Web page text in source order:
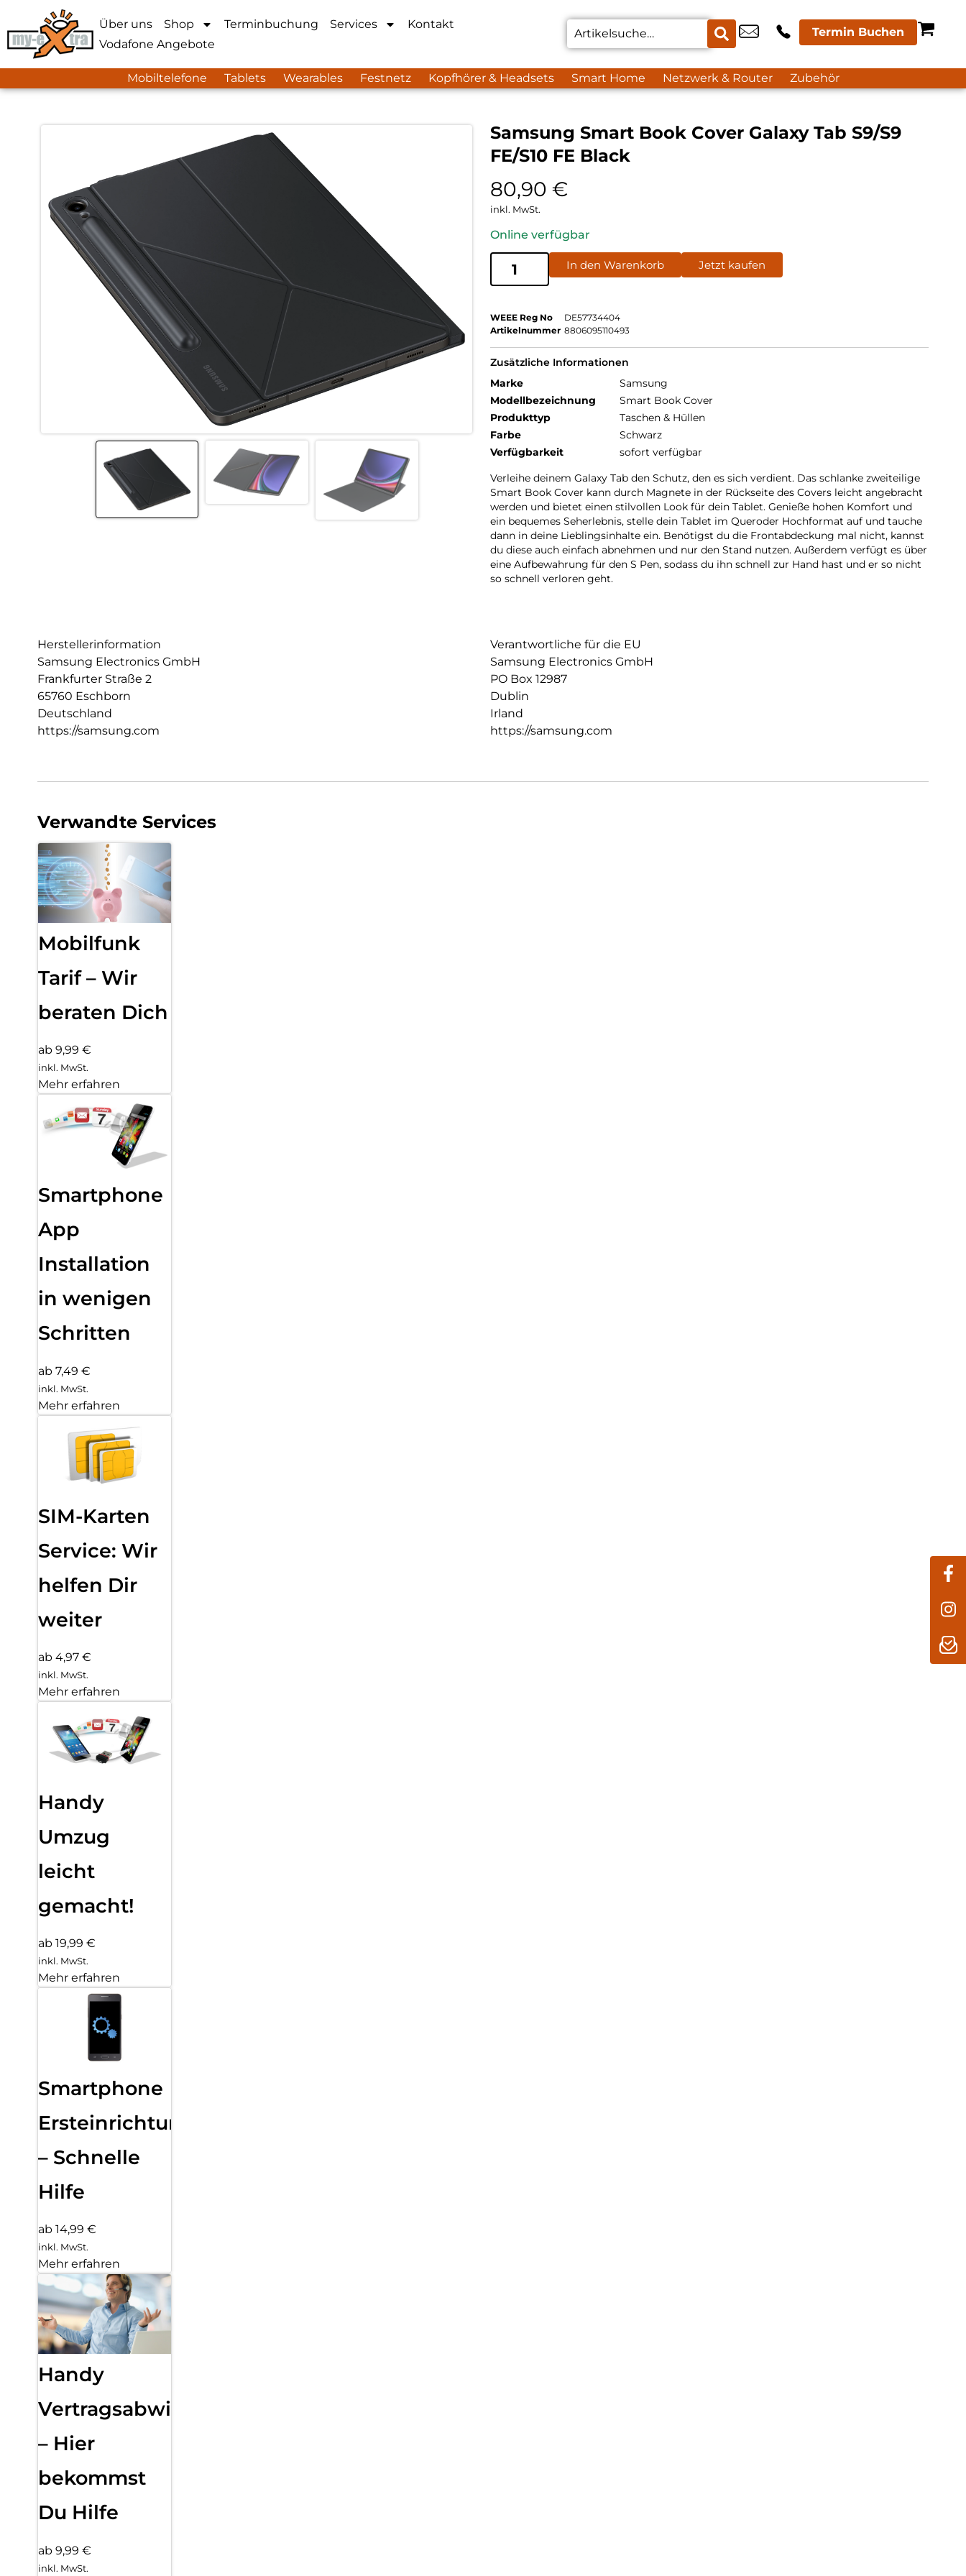
Über uns Shop Terminbuchung Services
Kontakt
Vodafone Angebote
Termin Buchen
Mobiltelefone Tablets Wearables Festnetz Kopfhörer & Headsets Smart Home Netzwerk & Router Zubehör
Samsung Smart Book Cover Galaxy Tab S9/S9
FE/S10 FE Black
80,90 €
inkl. MwSt.
Online verfügbar
In den Warenkorb Jetzt kaufen
WEEE Reg No
DE57734404
Artikelnummer 8806095110493
Zusätzliche Informationen
Marke
Samsung
Modellbezeichnung
Smart Book Cover
Produkttyp
Taschen & Hüllen
Farbe
Schwarz
Verfügbarkeit
sofort verfügbar
Verleihe deinem Galaxy Tab den Schutz, den es sich verdient. Das schlanke zweiteilige
Smart Book Cover kann durch Magnete in der Rückseite des Covers leicht angebracht
werden und bietet einen stilvollen Look für dein Tablet. Genieße hohen Komfort und
ein bequemes Seherlebnis, stelle dein Tablet im Queroder Hochformat auf und tauche
dann in deine Lieblingsinhalte ein. Benötigst du die Frontabdeckung mal nicht, kannst
du diese auch einfach abnehmen und nur den Stand nutzen. Außerdem verfügt es über
eine Aufbewahrung für den S Pen, sodass du ihn schnell zur Hand hast und er so nicht
so schnell verloren geht.
Herstellerinformation
Samsung Electronics GmbH
Frankfurter Straße 2
65760 Eschborn
Deutschland
https://samsung.com
Verantwortliche für die EU
Samsung Electronics GmbH
PO Box 12987
Dublin
Irland
https://samsung.com
Verwandte Services
Mobilfunk
Tarif – Wir
beraten Dich
ab 9,99 €
inkl. MwSt.
Mehr erfahren
Smartphone
App
Installation
in wenigen
Schritten
ab 7,49 €
inkl. MwSt.
Mehr erfahren
SIM-Karten
Service: Wir
helfen Dir
weiter
ab 4,97 €
inkl. MwSt.
Mehr erfahren
Handy
Umzug
leicht
gemacht!
ab 19,99 €
inkl. MwSt.
Mehr erfahren
Smartphone
Ersteinrichtung
– Schnelle
Hilfe
ab 14,99 €
inkl. MwSt.
Mehr erfahren
Handy
Vertragsabwicklung
– Hier
bekommst
Du Hilfe
ab 9,99 €
inkl. MwSt.